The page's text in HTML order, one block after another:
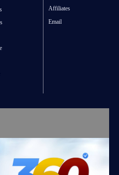
Affiliates
Email